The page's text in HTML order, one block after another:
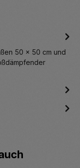
50 x 50 cm und